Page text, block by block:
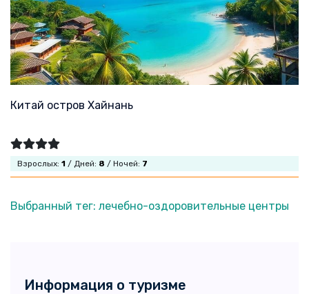
Китай остров Хайнань
Взрослых: 1 / Дней: 8 / Ночей: 7
Выбранный тег: лечебно-оздоровительные центры
Информация о туризме